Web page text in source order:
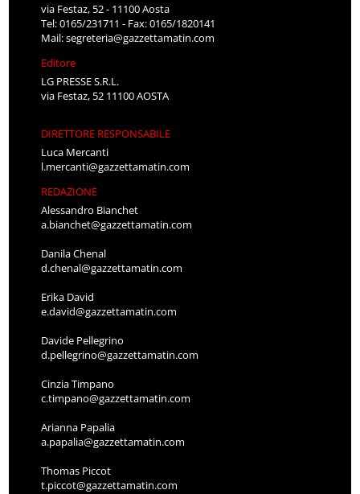
via Festaz, 52 - 11100 Aosta
Tel: 0165/231711 - Fax: 0165/1820141
Mail:segreteria@gazzettamatin.com
Editore
LG PRESSE S.R.L.
via Festaz, 52 11100 AOSTA
DIRETTORE RESPONSABILE
Luca Mercanti
l.mercanti@gazzettamatin.com
REDAZIONE
Alessandro Bianchet
a.bianchet@gazzettamatin.com
Danila Chenal
d.chenal@gazzettamatin.com
Erika David
e.david@gazzettamatin.com
Davide Pellegrino
d.pellegrino@gazzettamatin.com
Cinzia Timpano
c.timpano@gazzettamatin.com
Arianna Papalia
a.papalia@gazzettamatin.com
Thomas Piccot
t.piccot@gazzettamatin.com